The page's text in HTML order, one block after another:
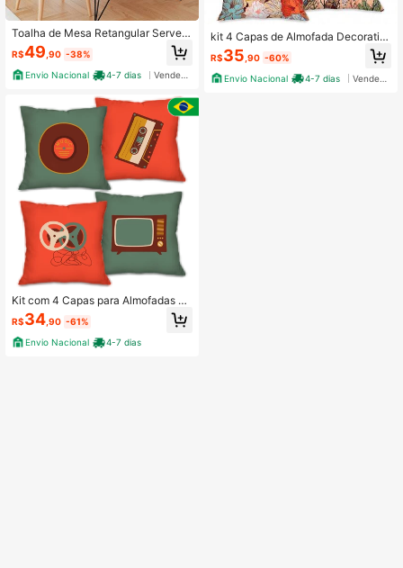
Toalha de Mesa Retangular Serve 4
e 6 Lugares Abstrato & Formas
R$49 ,90 -38%
Envio Nacional
4-7 dias
Kit com 4 Capas para Almofadas D
ecorativas Mídias Retrô Cultura Loj
a Encanto Lar
R$34 ,90 -61%
Envio Nacional
4-7 dias
kit 4 Capas de Almofada Decorativ
as Pássaros
R$35 ,90 -60%
Envio Nacional
4-7 dias